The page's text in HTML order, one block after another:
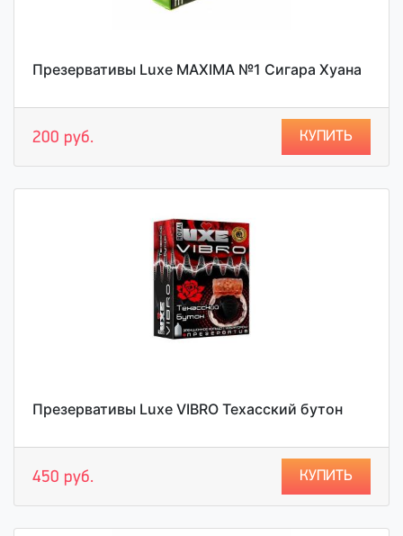
Презервативы Luxe MAXIMA №1 Сигара Хуана
200 руб. КУПИТЬ
Презервативы Luxe VIBRO Техасский бутон
450 руб. КУПИТЬ